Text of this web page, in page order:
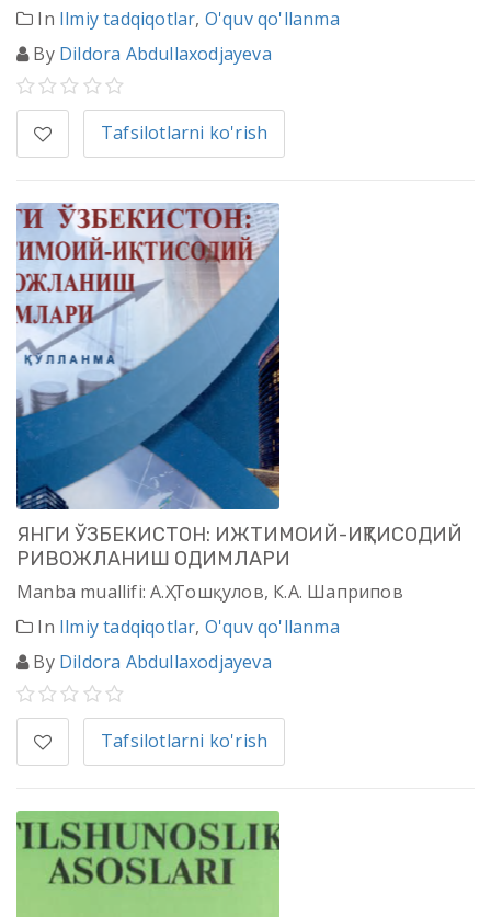
In Ilmiy tadqiqotlar, O'quv qo'llanma
By Dildora Abdullaxodjayeva
Tafsilotlarni ko'rish
ЯНГИ ЎЗБЕКИСТОН: ИЖТИМОИЙ-ИҚТИСОДИЙ
РИВОЖЛАНИШ ОДИМЛАРИ
Manba muallifi: А.Ҳ. Тошқулов, К.А. Шаприпов
In Ilmiy tadqiqotlar, O'quv qo'llanma
By Dildora Abdullaxodjayeva
Tafsilotlarni ko'rish